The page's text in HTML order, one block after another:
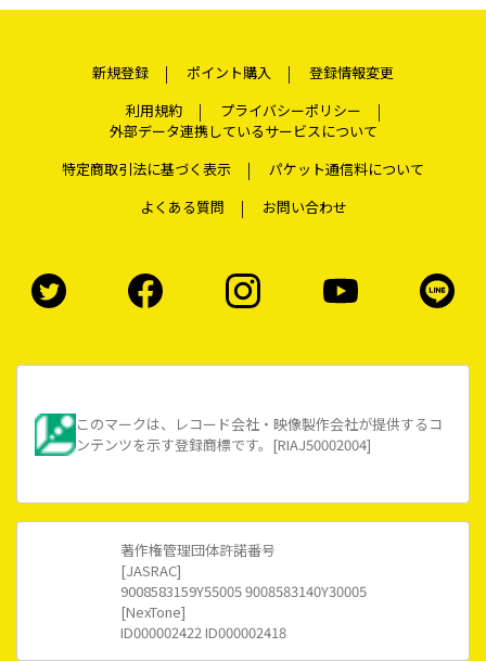
新規登録 ポイント購入
登録情報変更
利用規約
プライバシーポリシー
外部データ連携しているサービスについて
特定商取引法に基づく表示
パケット通信料について
よくある質問
お問い合わせ
このマークは、レコード会社・映像製作会社が提供するコ
ンテンツを示す登録商標です。[RIAJ50002004]
著作権管理団体許諾番号
[JASRAC]
9008583159Y55005 9008583140Y30005
[NexTone]
ID000002422 ID000002418